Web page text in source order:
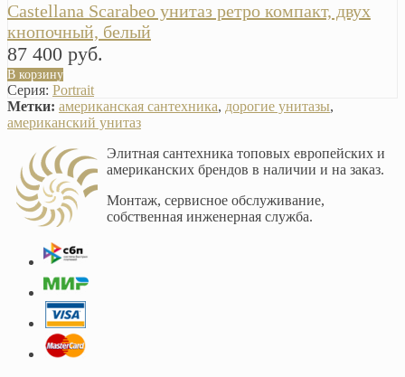
Castellana Scarabeo унитаз ретро компакт, двух
кнопочный, белый
87 400 руб.
В корзину
Серия: Portrait
Метки: американская сантехника, дорогие унитазы,
американский унитаз
Элитная сантехника топовых европейских и
американских брендов в наличии и на заказ.
Монтаж, сервисное обслуживание,
собственная инженерная служба.